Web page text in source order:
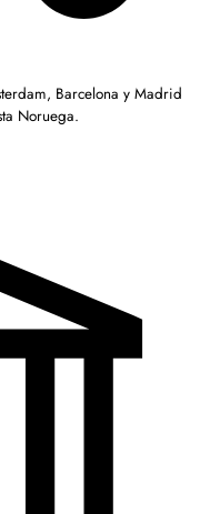
Barcelona y Madrid
Noruega.